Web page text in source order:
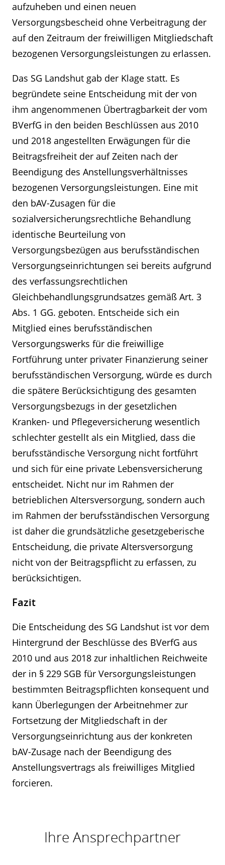
aufzuheben und einen neuen
Versorgungsbescheid ohne Verbeitragung der
auf den Zeitraum der freiwilligen Mitgliedschaft
bezogenen Versorgungsleistungen zu erlassen.
Das SG Landshut gab der Klage statt. Es
begründete seine Entscheidung mit der von
ihm angenommenen Übertragbarkeit der vom
BVerfG in den beiden Beschlüssen aus 2010
und 2018 angestellten Erwägungen für die
Beitragsfreiheit der auf Zeiten nach der
Beendigung des Anstellungsverhältnisses
bezogenen Versorgungsleistungen. Eine mit
den bAV-Zusagen für die
sozialversicherungsrechtliche Behandlung
identische Beurteilung von
Versorgungsbezügen aus berufsständischen
Versorgungseinrichtungen sei bereits aufgrund
des verfassungsrechtlichen
Gleichbehandlungsgrundsatzes gemäß Art. 3
Abs. 1 GG. geboten. Entscheide sich ein
Mitglied eines berufsständischen
Versorgungswerks für die freiwillige
Fortführung unter privater Finanzierung seiner
berufsständischen Versorgung, würde es durch
die spätere Berücksichtigung des gesamten
Versorgungsbezugs in der gesetzlichen
Kranken- und Pflegeversicherung wesentlich
schlechter gestellt als ein Mitglied, dass die
berufsständische Versorgung nicht fortführt
und sich für eine private Lebensversicherung
entscheidet. Nicht nur im Rahmen der
betrieblichen Altersversorgung, sondern auch
im Rahmen der berufsständischen Versorgung
ist daher die grundsätzliche gesetzgeberische
Entscheidung, die private Altersversorgung
nicht von der Beitragspflicht zu erfassen, zu
berücksichtigen.
Fazit
Die Entscheidung des SG Landshut ist vor dem
Hintergrund der Beschlüsse des BVerfG aus
2010 und aus 2018 zur inhaltlichen Reichweite
der in § 229 SGB für Versorgungsleistungen
bestimmten Beitragspflichten konsequent und
kann Überlegungen der Arbeitnehmer zur
Fortsetzung der Mitgliedschaft in der
Versorgungseinrichtung aus der konkreten
bAV-Zusage nach der Beendigung des
Anstellungsvertrags als freiwilliges Mitglied
forcieren.
Ihre Ansprechpartner